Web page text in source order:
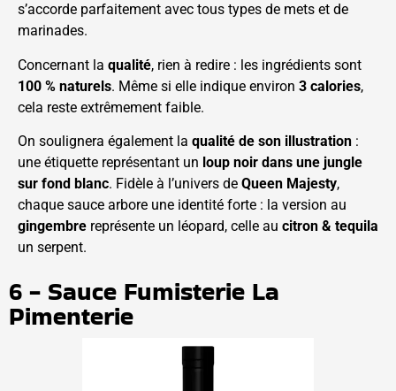
s’accorde parfaitement avec tous types de mets et de
marinades.
Concernant la qualité, rien à redire : les ingrédients sont
100 % naturels. Même si elle indique environ 3 calories,
cela reste extrêmement faible.
On soulignera également la qualité de son illustration :
une étiquette représentant un loup noir dans une jungle
sur fond blanc. Fidèle à l’univers de Queen Majesty,
chaque sauce arbore une identité forte : la version au
gingembre représente un léopard, celle au citron & tequila
un serpent.
6 - Sauce Fumisterie La
Pimenterie